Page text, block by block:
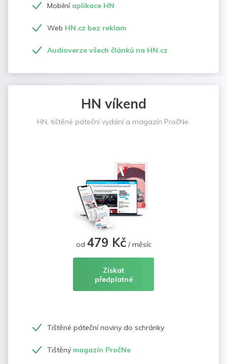
Mobilní aplikace HN
Web HN.cz bez reklam
Audioverze všech článků na HN.cz
HN víkend
HN, tištěné páteční vydání a magazín PročNe.
od 479 Kč/ měsíc
Získat
předplatné
Tištěné páteční noviny do schránky
Tištěný magazín PročNe